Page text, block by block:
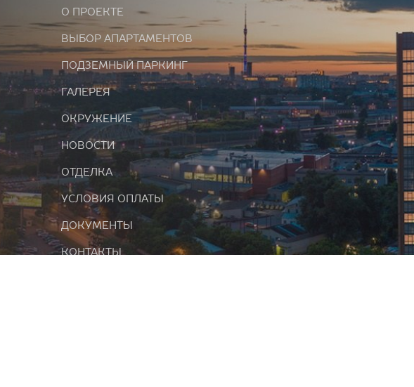
О ПРОЕКТЕ
ВЫБОР АПАРТАМЕНТОВ
ПОДЗЕМНЫЙ ПАРКИНГ
ГАЛЕРЕЯ
ОКРУЖЕНИЕ
НОВОСТИ
ОТДЕЛКА
УСЛОВИЯ ОПЛАТЫ
ДОКУМЕНТЫ
КОНТАКТЫ